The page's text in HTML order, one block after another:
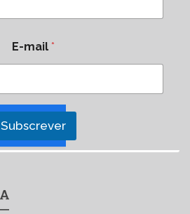
E-mail *
Subscrever